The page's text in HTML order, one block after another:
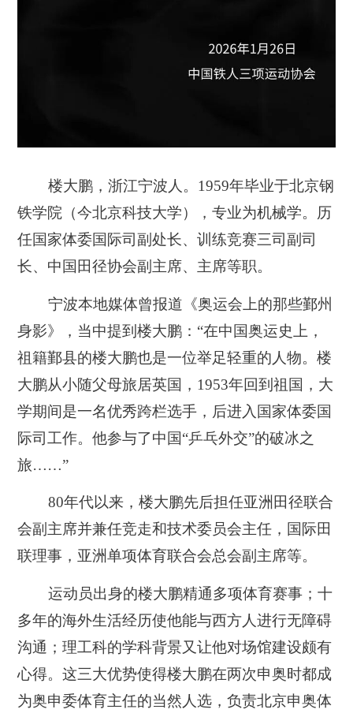
楼大鹏，浙江宁波人。1959年毕业于北京钢
铁学院（今北京科技大学），专业为机械学。历
任国家体委国际司副处长、训练竞赛三司副司
长、中国田径协会副主席、主席等职。
宁波本地媒体曾报道《奥运会上的那些鄞州
身影》，当中提到楼大鹏： “在中国奥运史上，
祖籍鄞县的楼大鹏也是一位举足轻重的人物。楼
大鹏从小随父母旅居英国，1953年回到祖国，大
学期间是一名优秀跨栏选手，后进入国家体委国
际司工作。他参与了中国“乒乓外交”的破冰之
旅……”
80年代以来，楼大鹏先后担任亚洲田径联合
会副主席并兼任竞走和技术委员会主任，国际田
联理事，亚洲单项体育联合会总会副主席等。
运动员出身的楼大鹏精通多项体育赛事；十
多年的海外生活经历使他能与西方人进行无障碍
沟通；理工科的学科背景又让他对场馆建设颇有
心得。这三大优势使得楼大鹏在两次申奥时都成
为奥申委体育主任的当然人选，负责北京申奥体